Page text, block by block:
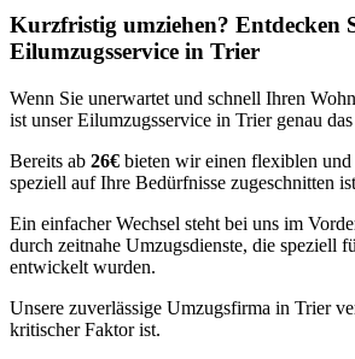
Kurzfristig umziehen? Entdecken
Eilumzugsservice in Trier
Wenn Sie unerwartet und schnell Ihren
ist unser Eilumzugsservice in Trier genau
Bereits ab 26€ bieten wir einen flexiblen
speziell auf Ihre Bedürfnisse zugeschnitten
Ein einfacher Wechsel steht bei uns im
durch zeitnahe Umzugsdienste, die speziell
entwickelt wurden.
Unsere zuverlässige Umzugsfirma in Trier
kritischer Faktor ist.